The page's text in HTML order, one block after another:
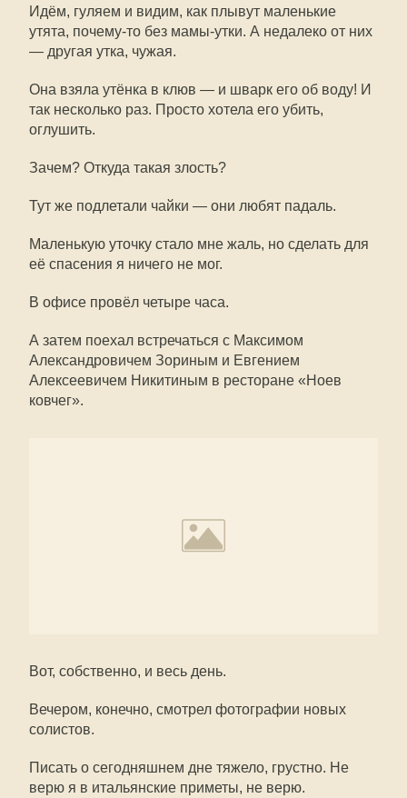
Идём, гуляем и видим, как плывут маленькие
утята, почему-то без мамы-утки. А недалеко от них
— другая утка, чужая.
Она взяла утёнка в клюв — и шварк его об воду! И
так несколько раз. Просто хотела его убить,
оглушить.
Зачем? Откуда такая злость?
Тут же подлетали чайки — они любят падаль.
Маленькую уточку стало мне жаль, но сделать для
её спасения я ничего не мог.
В офисе провёл четыре часа.
А затем поехал встречаться с Максимом
Александровичем Зориным и Евгением
Алексеевичем Никитиным в ресторане «Ноев
ковчег».
Вот, собственно, и весь день.
Вечером, конечно, смотрел фотографии новых
солистов.
Писать о сегодняшнем дне тяжело, грустно. Не
верю я в итальянские приметы, не верю.